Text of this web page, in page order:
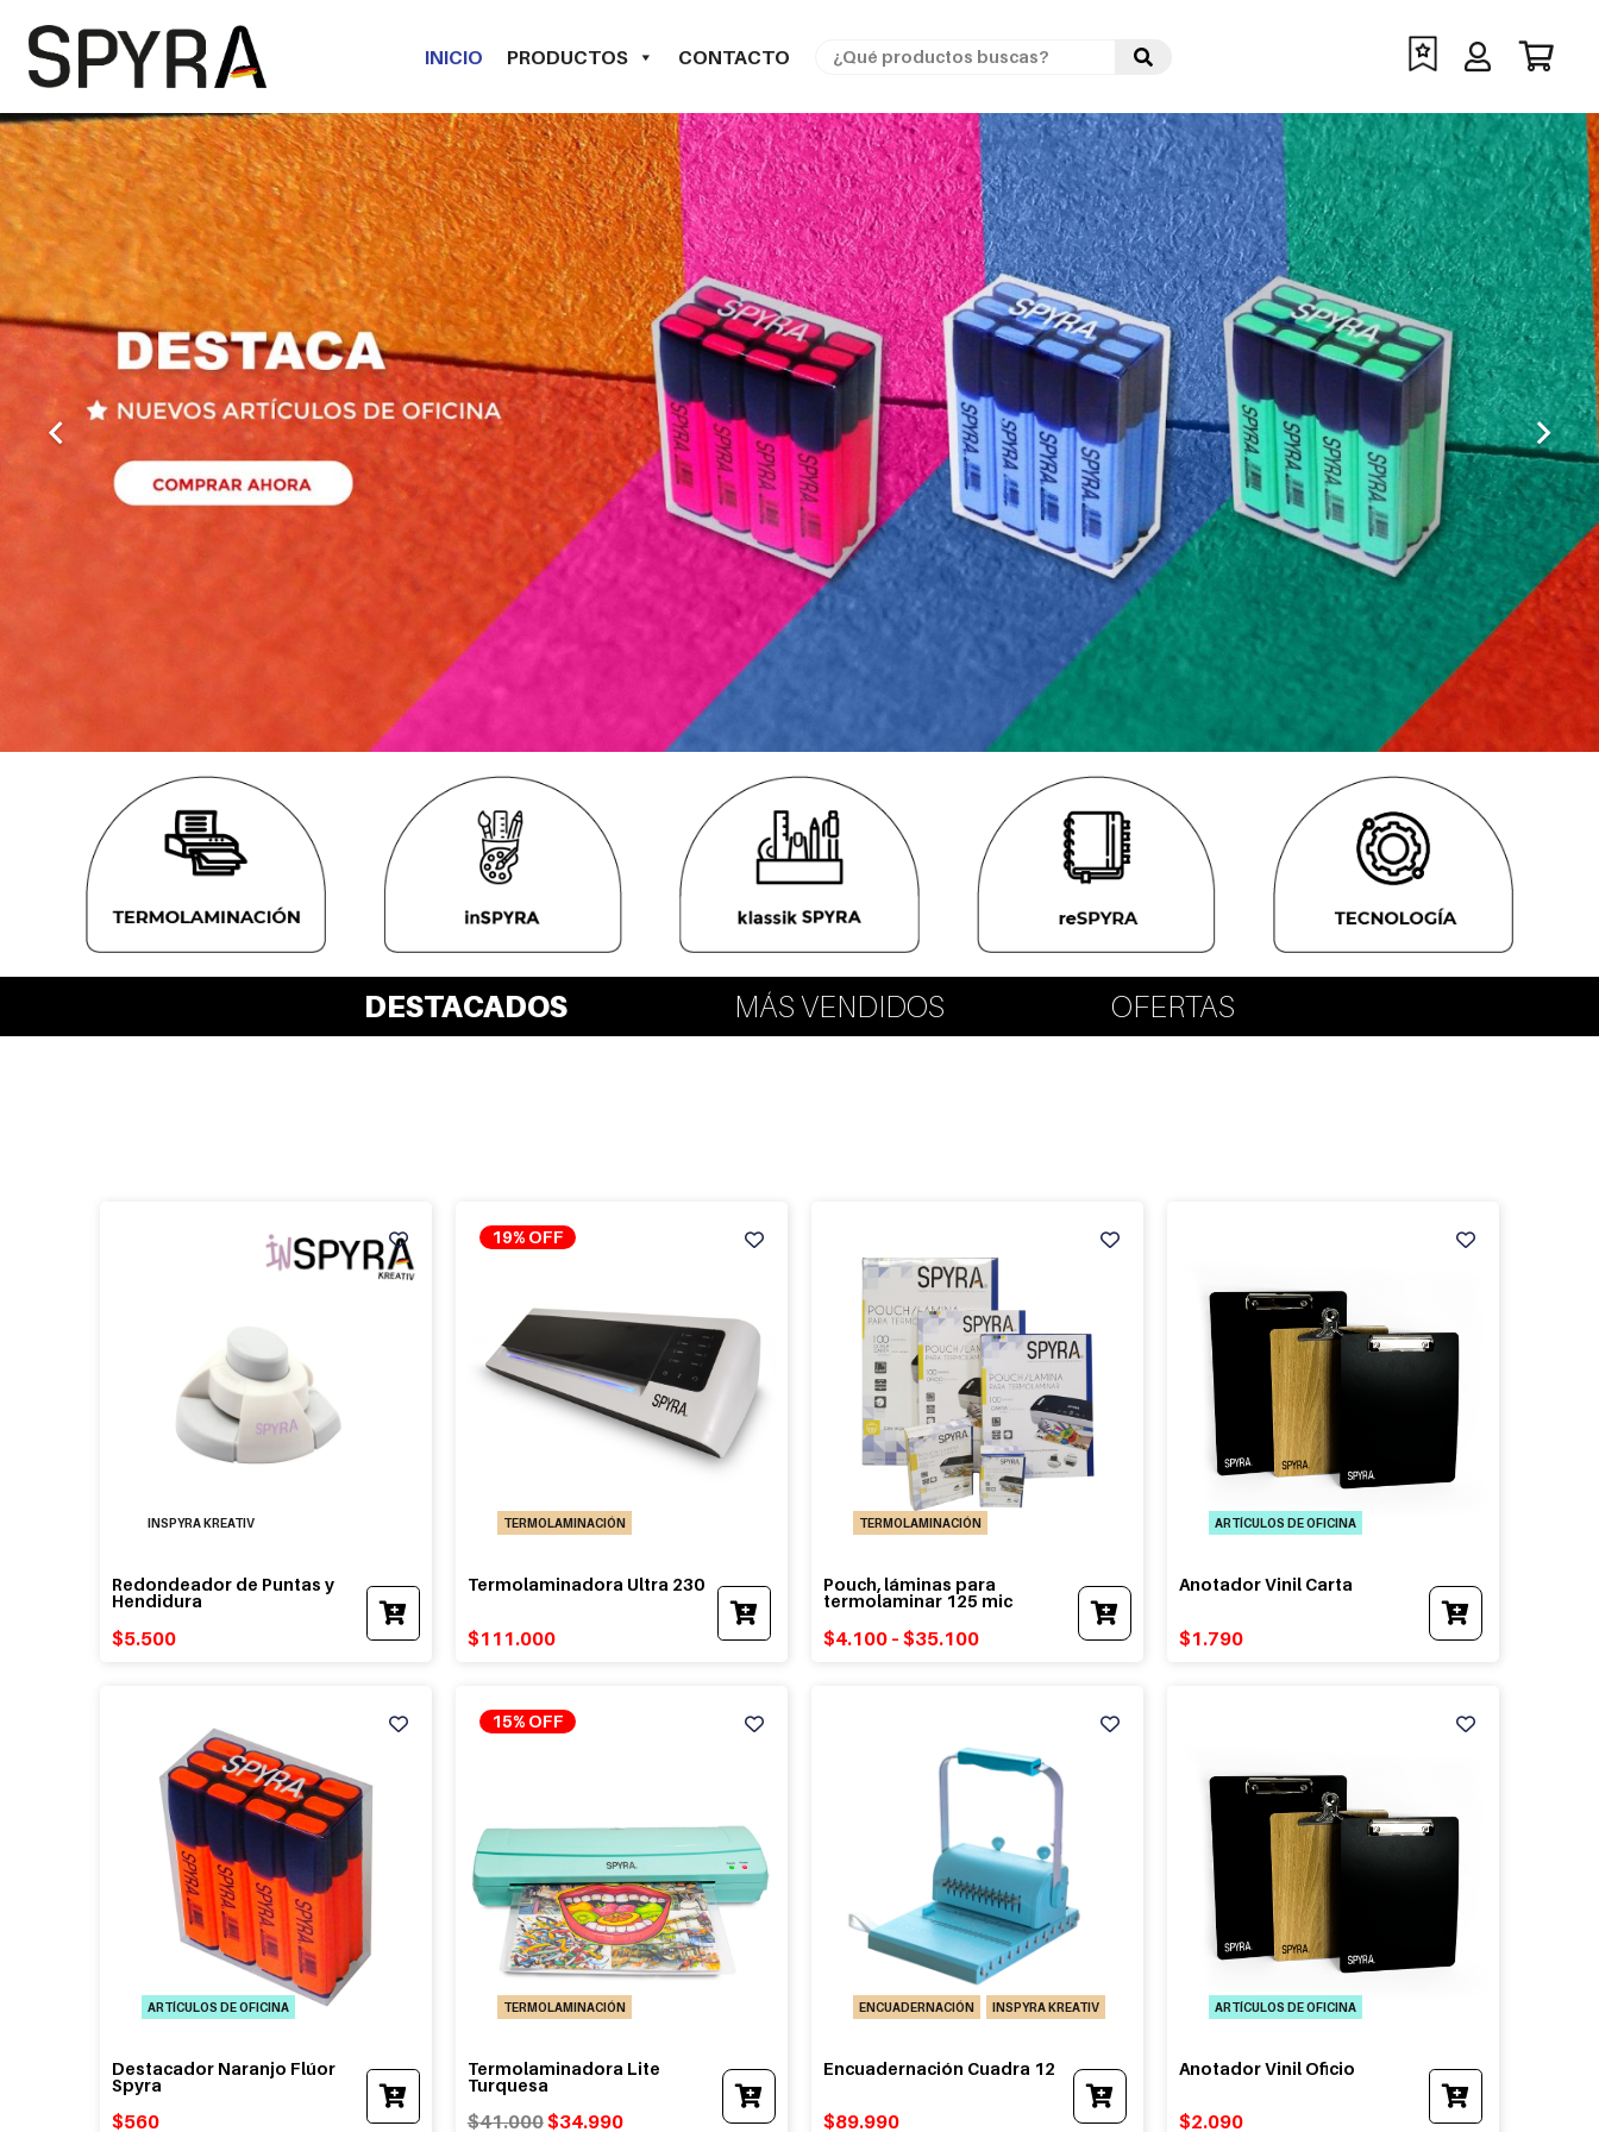
INICIO PRODUCTOS CONTACTO
DESTACADOS MÁS VENDIDOS OFERTAS
INSPYRA KREATIV
Redondeador de Puntas y
Hendidura
$5.500
19% OFF
TERMOLAMINACIÓN
Termolaminadora Ultra 230
$111.000
TERMOLAMINACIÓN
Pouch, láminas para
termolaminar 125 mic
$4.100– $35.100
This
ARTÍCULOS DE OFICINA
Anotador Vinil Carta
$1.790
ARTÍCULOS DE OFICINA
Destacador Naranjo Flúor
Spyra
$560
15% OFF
TERMOLAMINACIÓN
Termolaminadora Lite
Turquesa
$41.000Original
$34.990Current
ENCUADERNACIÓN INSPYRA KREATIV
Encuadernación Cuadra 12
$89.990
ARTÍCULOS DE OFICINA
Anotador Vinil Oficio
$2.090